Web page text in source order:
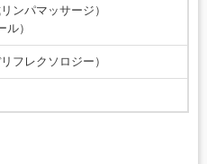
ンパマッサージ）
）
フレクソロジー）